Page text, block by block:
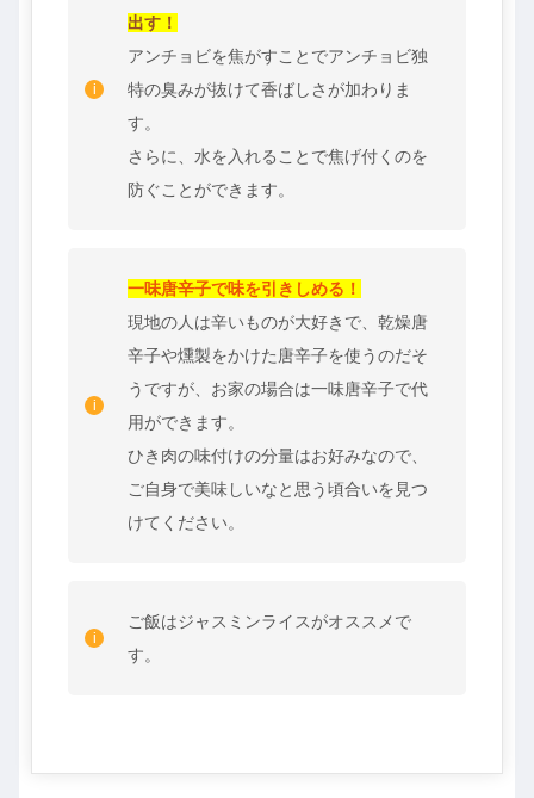
出す！
アンチョビを焦がすことでアンチョビ独
特の臭みが抜けて香ばしさが加わりま
す。
さらに、水を入れることで焦げ付くのを
防ぐことができます。
一味唐辛子で味を引きしめる！
現地の人は辛いものが大好きで、乾燥唐
辛子や燻製をかけた唐辛子を使うのだそ
うですが、お家の場合は一味唐辛子で代
用ができます。
ひき肉の味付けの分量はお好みなので、
ご自身で美味しいなと思う頃合いを見つ
けてください。
ご飯はジャスミンライスがオススメで
す。